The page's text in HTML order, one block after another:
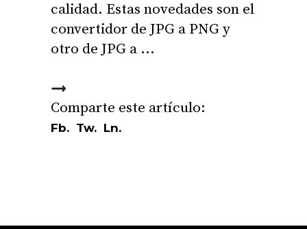
calidad. Estas novedades son el
convertidor de JPG a PNG y
otro de JPG a
Fb. Tw. Ln.